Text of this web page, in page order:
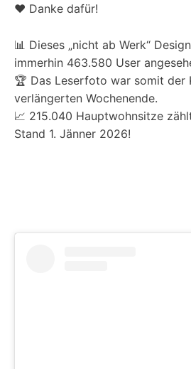
❤️ Danke dafür!
📊 Dieses „nicht ab Werk“
immerhin 463.580 User
🏆 Das Leserfoto war somit der
verlängerten Wochenende.
📈 215.040 Hauptwohnsitze
Stand 1. Jänner 2026!